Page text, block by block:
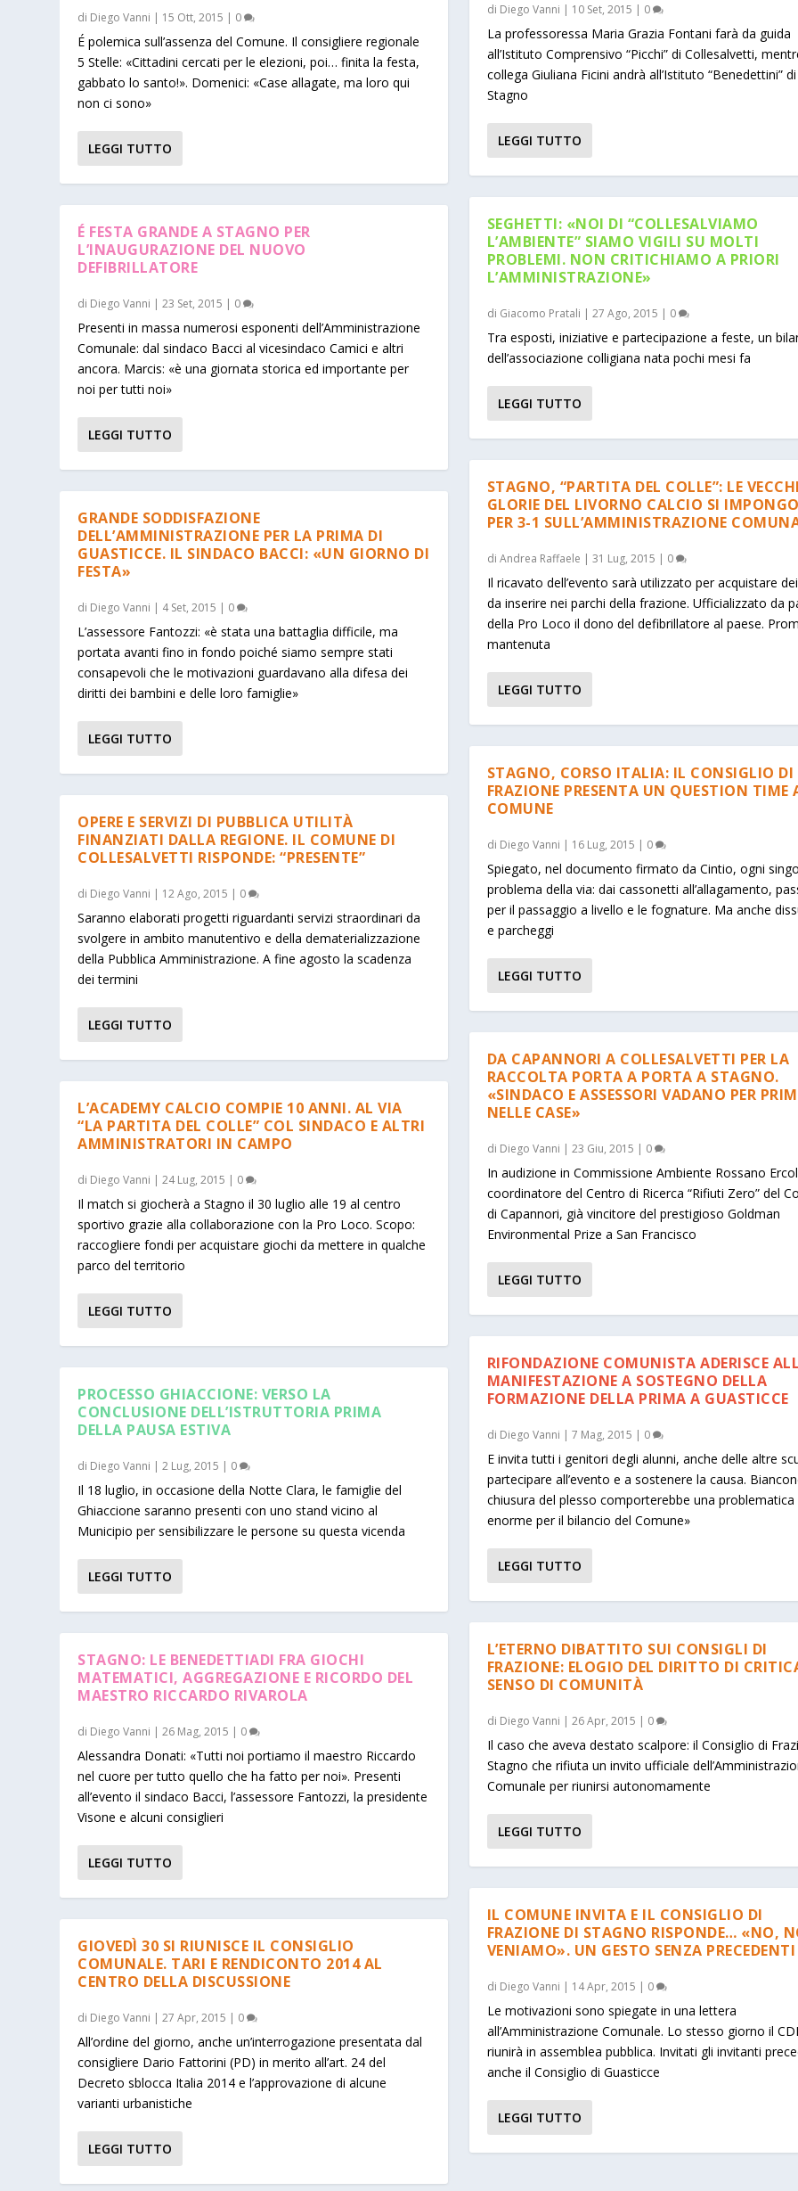
di Diego Vanni | 15 Ott, 2015 | 0
É polemica sull’assenza del Comune. Il consigliere regionale
5 Stelle: «Cittadini cercati per le elezioni, poi… finita la festa,
gabbato lo santo!». Domenici: «Case allagate, ma loro qui
non ci sono»
LEGGI TUTTO
É FESTA GRANDE A STAGNO PER
L’INAUGURAZIONE DEL NUOVO
DEFIBRILLATORE
di Diego Vanni |23 Set, 2015 | 0
Presenti in massa numerosi esponenti dell’Amministrazione
Comunale: dal sindaco Bacci al vicesindaco Camici e altri
ancora. Marcis: «è una giornata storica ed importante per
noi per tutti noi»
LEGGI TUTTO
GRANDE SODDISFAZIONE
DELL’AMMINISTRAZIONE PER LA PRIMA DI
GUASTICCE. IL SINDACO BACCI: «UN GIORNO DI
FESTA»
di Diego Vanni | 4 Set, 2015 | 0
L’assessore Fantozzi: «è stata una battaglia difficile, ma
portata avanti fino in fondo poiché siamo sempre stati
consapevoli che le motivazioni guardavano alla difesa dei
diritti dei bambini e delle loro famiglie»
LEGGI TUTTO
OPERE E SERVIZI DI PUBBLICA UTILITÀ
FINANZIATI DALLA REGIONE. IL COMUNE DI
COLLESALVETTI RISPONDE: “PRESENTE”
di Diego Vanni | 12 Ago, 2015 | 0
Saranno elaborati progetti riguardanti servizi straordinari da
svolgere in ambito manutentivo e della dematerializzazione
della Pubblica Amministrazione. A fine agosto la scadenza
dei termini
LEGGI TUTTO
L’ACADEMY CALCIO COMPIE 10 ANNI. AL VIA
“LA PARTITA DEL COLLE” COL SINDACO E ALTRI
AMMINISTRATORI IN CAMPO
di Diego Vanni |24 Lug, 2015 | 0
Il match si giocherà a Stagno il 30 luglio alle 19 al centro
sportivo grazie alla collaborazione con la Pro Loco. Scopo:
raccogliere fondi per acquistare giochi da mettere in qualche
parco del territorio
LEGGI TUTTO
PROCESSO GHIACCIONE: VERSO LA
CONCLUSIONE DELL’ISTRUTTORIA PRIMA
DELLA PAUSA ESTIVA
di Diego Vanni |2 Lug, 2015 | 0
Il 18 luglio, in occasione della Notte Clara, le famiglie del
Ghiaccione saranno presenti con uno stand vicino al
Municipio per sensibilizzare le persone su questa vicenda
LEGGI TUTTO
STAGNO: LE BENEDETTIADI FRA GIOCHI
MATEMATICI, AGGREGAZIONE E RICORDO DEL
MAESTRO RICCARDO RIVAROLA
di Diego Vanni |26 Mag, 2015 | 0
Alessandra Donati: «Tutti noi portiamo il maestro Riccardo
nel cuore per tutto quello che ha fatto per noi». Presenti
all’evento il sindaco Bacci, l’assessore Fantozzi, la presidente
Visone e alcuni consiglieri
LEGGI TUTTO
GIOVEDÌ 30 SI RIUNISCE IL CONSIGLIO
COMUNALE. TARI E RENDICONTO 2014 AL
CENTRO DELLA DISCUSSIONE
di Diego Vanni |27 Apr, 2015 | 0
All’ordine del giorno, anche un’interrogazione presentata dal
consigliere Dario Fattorini (PD) in merito all’art. 24 del
Decreto sblocca Italia 2014 e l’approvazione di alcune
varianti urbanistiche
LEGGI TUTTO
di Diego Vanni | 10 Set, 2015 | 0
La professoressa Maria Grazia Fontani farà da guida
all’Istituto Comprensivo “Picchi” di Collesalvetti,
collega Giuliana Ficini andrà all’Istituto “Benedettini” di
Stagno
LEGGI TUTTO
SEGHETTI: «NOI DI “COLLESALVIAMO
L’AMBIENTE” SIAMO VIGILI SU MOLTI
PROBLEMI. NON CRITICHIAMO A PRIORI
L’AMMINISTRAZIONE»
di Giacomo Pratali | 27 Ago, 2015 | 0
Tra esposti, iniziative e partecipazione a feste, un
dell’associazione colligiana nata pochi mesi fa
LEGGI TUTTO
STAGNO, “PARTITA DEL COLLE”: LE
GLORIE DEL LIVORNO CALCIO SI
PER 3-1 SULL’AMMINISTRAZIONE
di Andrea Raffaele | 31 Lug, 2015 | 0
Il ricavato dell’evento sarà utilizzato per acquistare
da inserire nei parchi della frazione. Ufficializzato da
della Pro Loco il dono del defibrillatore al paese.
mantenuta
LEGGI TUTTO
STAGNO, CORSO ITALIA: IL CONSIGLIO DI
FRAZIONE PRESENTA UN QUESTION TIME
COMUNE
di Diego Vanni | 16 Lug, 2015 | 0
Spiegato, nel documento firmato da Cintio, ogni
problema della via: dai cassonetti all’allagamento,
per il passaggio a livello e le fognature. Ma anche
e parcheggi
LEGGI TUTTO
DA CAPANNORI A COLLESALVETTI PER LA
RACCOLTA PORTA A PORTA A STAGNO.
«SINDACO E ASSESSORI VADANO PER
NELLE CASE»
di Diego Vanni | 23 Giu, 2015 | 0
In audizione in Commissione Ambiente Rossano
coordinatore del Centro di Ricerca “Rifiuti Zero” del
di Capannori, già vincitore del prestigioso Goldman
Environmental Prize a San Francisco
LEGGI TUTTO
RIFONDAZIONE COMUNISTA ADERISCE
MANIFESTAZIONE A SOSTEGNO DELLA
FORMAZIONE DELLA PRIMA A GUASTICCE
di Diego Vanni | 7 Mag, 2015 | 0
E invita tutti i genitori degli alunni, anche delle altre
partecipare all’evento e a sostenere la causa.
chiusura del plesso comporterebbe una problematica
enorme per il bilancio del Comune»
LEGGI TUTTO
L’ETERNO DIBATTITO SUI CONSIGLI DI
FRAZIONE: ELOGIO DEL DIRITTO DI
SENSO DI COMUNITÀ
di Diego Vanni | 26 Apr, 2015 | 0
Il caso che aveva destato scalpore: il Consiglio di
Stagno che rifiuta un invito ufficiale
Comunale per riunirsi autonomamente
LEGGI TUTTO
IL COMUNE INVITA E IL CONSIGLIO DI
FRAZIONE DI STAGNO RISPONDE… «NO,
VENIAMO». UN GESTO SENZA PRECEDENTI
di Diego Vanni | 14 Apr, 2015 | 0
Le motivazioni sono spiegate in una lettera
all’Amministrazione Comunale. Lo stesso giorno il
riunirà in assemblea pubblica. Invitati gli invitanti
anche il Consiglio di Guasticce
LEGGI TUTTO